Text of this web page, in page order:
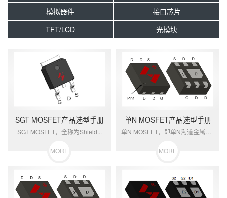
模拟器件
接口芯片
TFT/LCD
光模块
SGT MOSFET产品选型手册
SGT MOSFET，全称为Shield...
MORE
单N MOSFET产品选型手册
单N MOSFET，即单N沟道金属氧化物...
MORE